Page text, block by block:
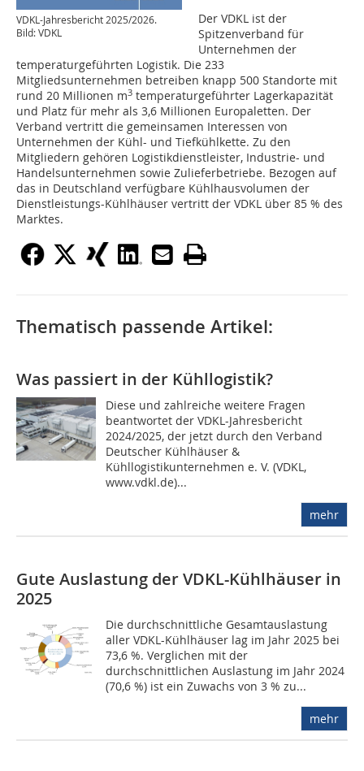
VDKL-Jahresbericht 2025/2026.
Bild: VDKL
Der VDKL ist der
Spitzenverband für
Unternehmen der
temperaturgeführten Logistik. Die 233
Mitgliedsunternehmen betreiben knapp 500 Standorte mit
rund 20 Millionen m3 temperaturgeführter Lagerkapazität
und Platz für mehr als 3,6 Millionen Europaletten. Der
Verband vertritt die gemeinsamen Interessen von
Unternehmen der Kühl- und Tiefkühlkette. Zu den
Mitgliedern gehören Logistikdienstleister, Industrie- und
Handelsunternehmen sowie Zulieferbetriebe. Bezogen auf
das in Deutschland verfügbare Kühlhausvolumen der
Dienstleistungs-Kühlhäuser vertritt der VDKL über 85 % des
Marktes.
Thematisch passende Artikel:
Was passiert in der Kühllogistik?
Diese und zahlreiche weitere Fragen
beantwortet der VDKL-Jahresbericht
2024/2025, der jetzt durch den Verband
Deutscher Kühlhäuser &
Kühllogistikunternehmen e. V. (VDKL,
www.vdkl.de)...
mehr
Gute Auslastung der VDKL-Kühlhäuser in
2025
Die durchschnittliche Gesamtauslastung
aller VDKL-Kühlhäuser lag im Jahr 2025 bei
73,6 %. Verglichen mit der
durchschnittlichen Auslastung im Jahr 2024
(70,6 %) ist ein Zuwachs von 3 % zu...
mehr